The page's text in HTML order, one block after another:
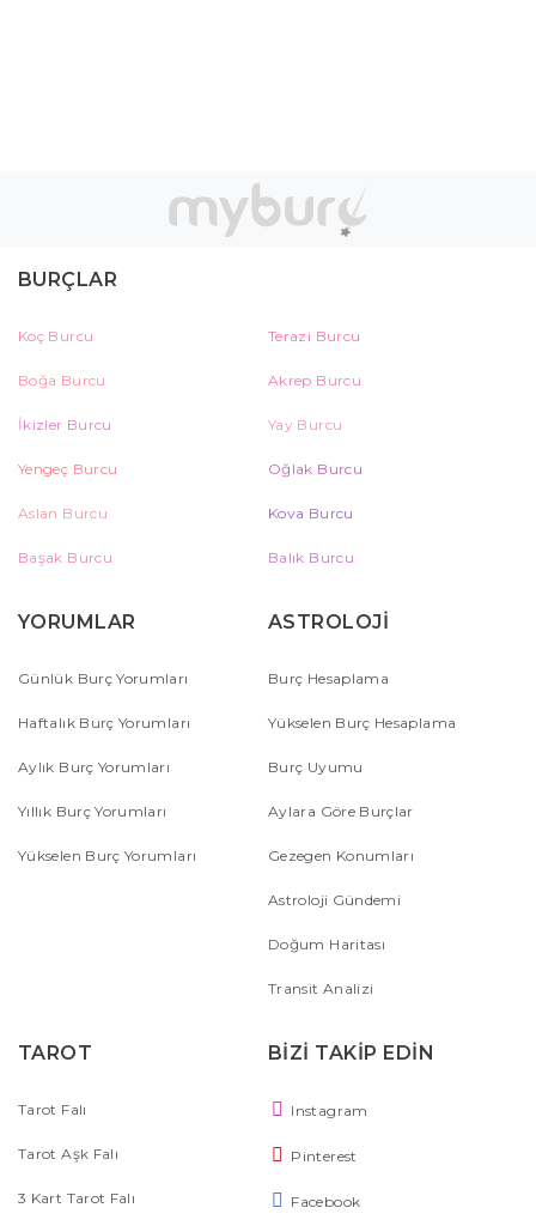
BURÇLAR
Koç Burcu Terazi Burcu
Boğa Burcu Akrep Burcu
İkizler Burcu Yay Burcu
Yengeç Burcu Oğlak Burcu
Aslan Burcu Kova Burcu
Başak Burcu Balık Burcu
YORUMLAR
Günlük Burç Yorumları
Haftalık Burç Yorumları
Aylık Burç Yorumları
Yıllık Burç Yorumları
Yükselen Burç Yorumları
ASTROLOJİ
Burç Hesaplama
Yükselen Burç Hesaplama
Burç Uyumu
Aylara Göre Burçlar
Gezegen Konumları
Astroloji Gündemi
Doğum Haritası
Transit Analizi
TAROT
Tarot Falı
Tarot Aşk Falı
3 Kart Tarot Falı
BİZİ TAKİP EDİN
Instagram
Pinterest
Facebook